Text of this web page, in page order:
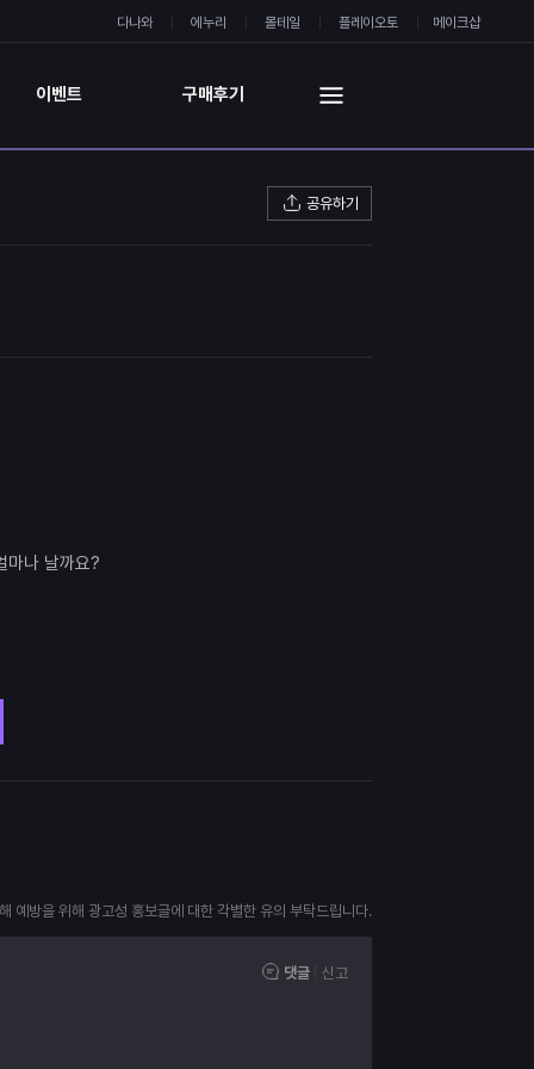
다나와 에누리 몰테일 플레이오토 메이크샵
이벤트 구매후기
공유하기
마나 날까요?
예방을 위해 광고성 홍보글에 대한 각별한 유의 부탁드립니다.
댓글 신고